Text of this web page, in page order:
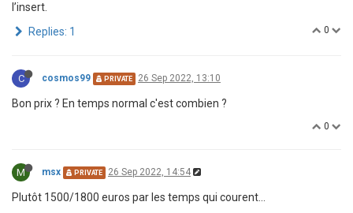
l’insert.
0
Replies: 1
C cosmos99 PRIVATE 26 Sep 2022, 13:10
Bon prix ? En temps normal c'est combien ?
0
M msx PRIVATE 26 Sep 2022, 14:54
Plutôt 1500/1800 euros par les temps qui courent…